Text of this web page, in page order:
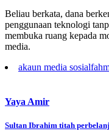
Beliau berkata, dana
penggunaan teknologi
membuka ruang kepada
media.
akaun media sosial
Yaya Amir
Sultan Ibrahim titah